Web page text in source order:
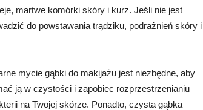
martwe komórki skóry i kurz. Jeśli nie jest
do powstawania trądziku, podrażnień skóry i
mycie gąbki do makijażu jest niezbędne, aby
ją w czystości i zapobiec rozprzestrzenianiu
na Twojej skórze. Ponadto, czysta gąbka